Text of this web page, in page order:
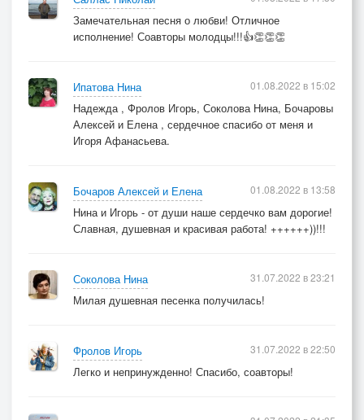
Замечательная песня о любви! Отличное
исполнение! Соавторы молодцы!!!👍👏👏👏
Ипатова Нина
Надежда , Фролов Игорь, Соколова Нина, Бочаровы
Алексей и Елена , сердечное спасибо от меня и
Игоря Афанасьева.
01.08.2022 в 15:02
Бочаров Алексей и Елена
Нина и Игорь - от души наше сердечко вам дорогие!
Славная, душевная и красивая работа! ++++++))!!!
01.08.2022 в 13:58
Соколова Нина
Милая душевная песенка получилась!
31.07.2022 в 23:21
Фролов Игорь
Легко и непринужденно! Спасибо, соавторы!
31.07.2022 в 22:50